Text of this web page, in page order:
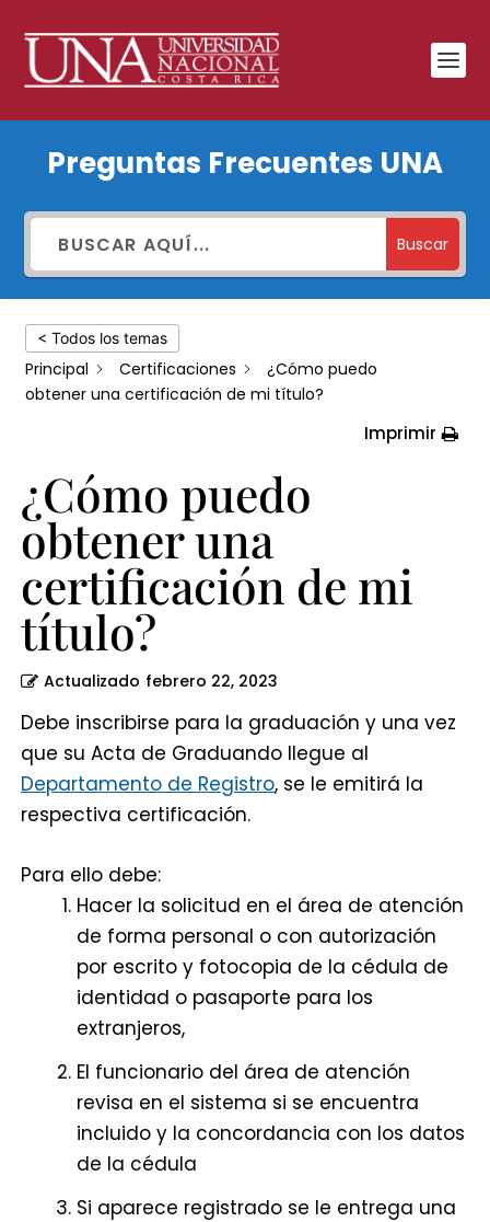
puedo
obtener
certificación
de
mi
título?
Preguntas Frecuentes UNA
Buscar
< Todos los temas
Principal Certificaciones
¿Cómo puedo
obtener una certificación de mi título?
Imprimir
¿Cómo puedo
obtener una
certificación de mi
título?
Actualizado febrero 22, 2023
Debe inscribirse para la graduación y una vez
que su Acta de Graduando llegue al
Departamento de Registro, se le emitirá la
respectiva certificación.
Para ello debe:
Hacer la solicitud en el área de atención
de forma personal o con autorización
por escrito y fotocopia de la cédula de
identidad o pasaporte para los
extranjeros,
El funcionario del área de atención
revisa en el sistema si se encuentra
incluido y la concordancia con los datos
de la cédula
Si aparece registrado se le entrega una